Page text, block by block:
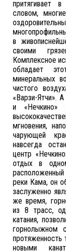
притягивает
словом,
в
своими
Комплексное
обладает
минеральных
чистого
«Варзи-Ятчи».
и «Нечкино»
мгновения,
чарующей
навсегда
центр
отдых в
расположенный
реки Кама, он
заслуженно
же время,
из 8 трасс,
катания,
горнолыжном
протяженность
новыми